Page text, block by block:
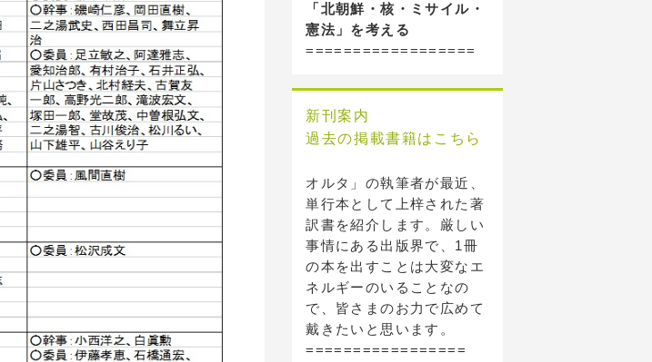
「北朝鮮・核・ミサイル・
憲法」を考える
==================
新刊案内
過去の掲載書籍はこちら
オルタ」の執筆者が最近、
単行本として上梓された著
訳書を紹介します。厳しい
事情にある出版界で、1冊
の本を出すことは大変なエ
ネルギーのいることなの
で、皆さまのお力で広めて
戴きたいと思います。
=================